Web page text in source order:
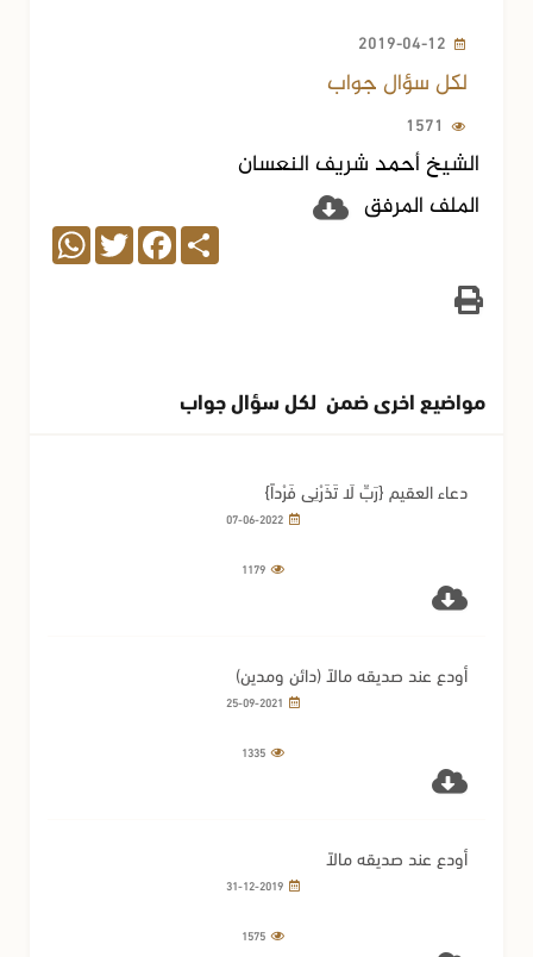
2019-04-12
لكل سؤال جواب
1571
الشيخ أحمد شريف النعسان
الملف المرفق
Share
Facebook
Twitter
WhatsApp
مواضيع اخرى ضمن لكل سؤال جواب
دعاء العقيم {رَبِّ لَا تَذَرْنِي فَرْداً}
07-06-2022
1179
أودع عند صديقه مالاً (دائن ومدين)
1335
أودع عند صديقه مالاً
31-12-2019
1575